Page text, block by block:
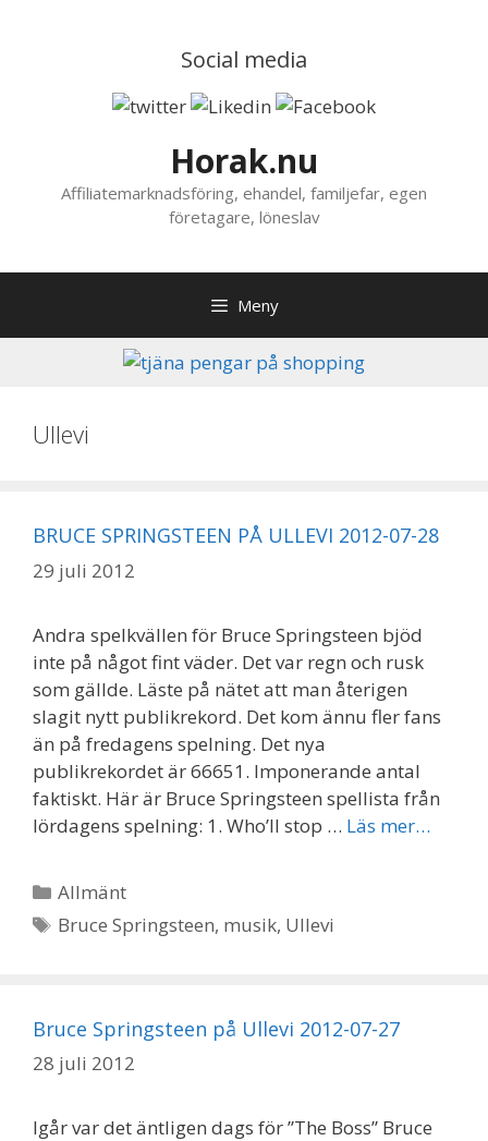
Social media
Horak.nu
Affiliatemarknadsföring, ehandel, familjefar, egen
företagare, löneslav
Meny
Ullevi
BRUCE SPRINGSTEEN PÅ ULLEVI 2012-07-28
29 juli 2012
Andra spelkvällen för Bruce Springsteen bjöd
inte på något fint väder. Det var regn och rusk
som gällde. Läste på nätet att man återigen
slagit nytt publikrekord. Det kom ännu fler fans
än på fredagens spelning. Det nya
publikrekordet är 66651. Imponerande antal
faktiskt. Här är Bruce Springsteen spellista från
lördagens spelning: 1. Who’ll stop … Läs mer…
Kategorier
Allmänt
Etiketter
Bruce Springsteen, musik, Ullevi
Bruce Springsteen på Ullevi 2012-07-27
28 juli 2012
Igår var det äntligen dags för ”The Boss” Bruce